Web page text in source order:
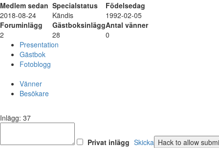
Medlem sedan Specialstatus
Födelsedag
2018-08-24
Kändis
1992-02-05
Foruminlägg
GästboksinläggAntal vänner
2
28
0
Presentation
Gästbok
Fotoblogg
Vänner
Besökare
Inlägg: 37
Privat inlägg Skicka